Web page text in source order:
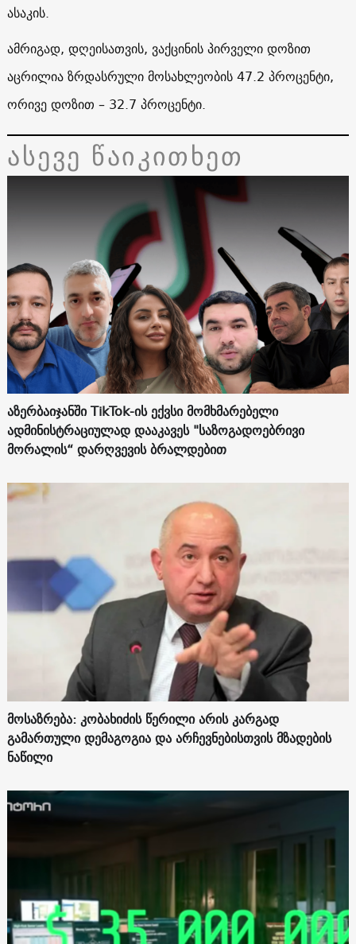
ასაკის.
ამრიგად, დღეისათვის, ვაქცინის პირველი დოზით
აცრილია ზრდასრული მოსახლეობის 47.2 პროცენტი,
ორივე დოზით – 32.7 პროცენტი.
ასევე წაიკითხეთ
აზერბაიჯანში TikTok-ის ექვსი მომხმარებელი
ადმინისტრაციულად დააკავეს "საზოგადოებრივი
მორალის“ დარღვევის ბრალდებით
მოსაზრება: კობახიძის წერილი არის კარგად
გამართული დემაგოგია და არჩევნებისთვის მზადების
ნაწილი